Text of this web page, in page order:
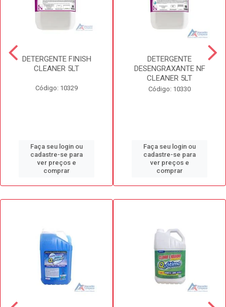
DETERGENTE FINISH
CLEANER 5LT
Código: 10329
Faça seu login ou
cadastre-se para
ver preços e
comprar
DETERGENTE
DESENGRAXANTE NF
CLEANER 5LT
Código: 10330
Faça seu login ou
cadastre-se para
ver preços e
comprar